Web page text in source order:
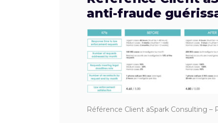
anti-fraude
Référence Client aSpark Consulting